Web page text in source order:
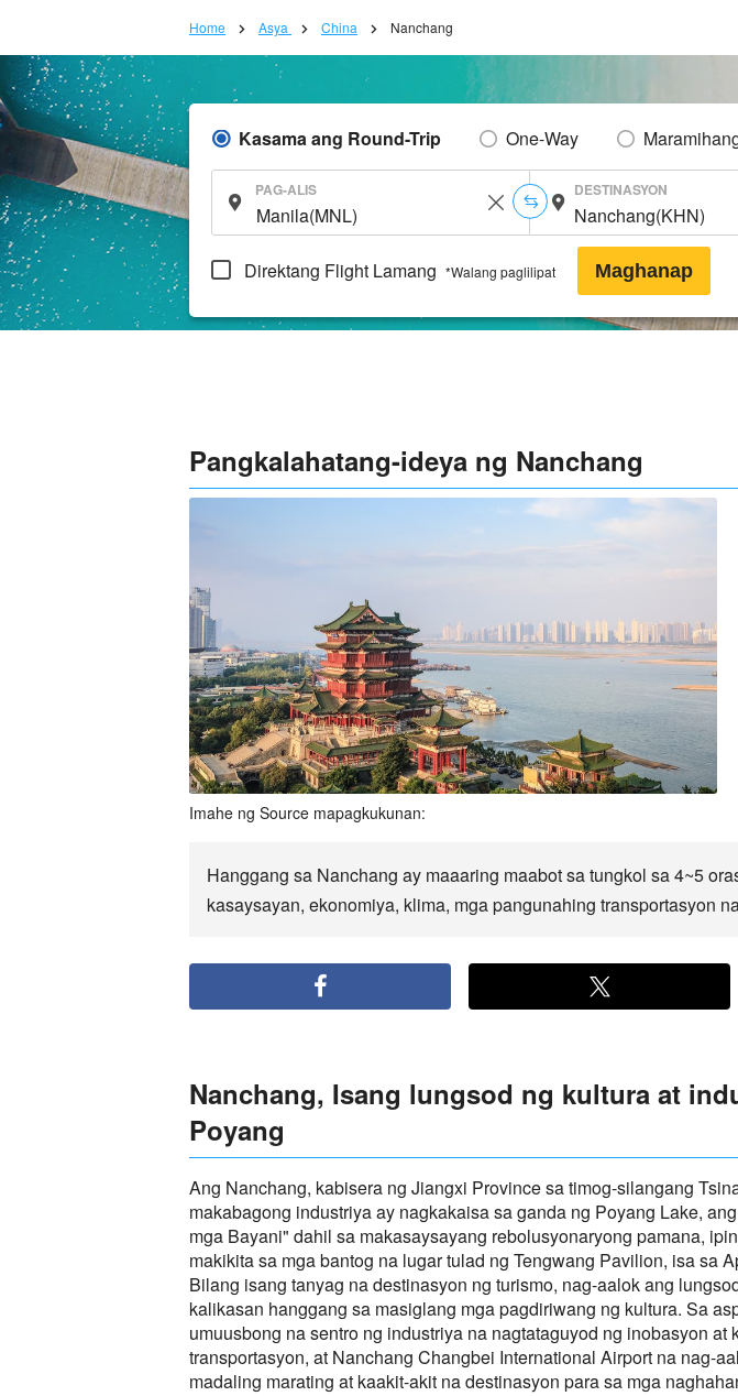
Home Asya China Nanchang
Kasama ang Round-Trip One-Way
PAG-ALIS DESTINASYON
Direktang Flight Lamang *Walang paglilipat Maghanap
Pangkalahatang-ideya ng Nanchang
Imahe ng Source mapagkukunan:
Hanggang sa Nanchang ay maaaring maabot sa tungkol sa 4~5
kasaysayan, ekonomiya, klima, mga pangunahing transportasyon
Nanchang, Isang lungsod ng kultura at
Poyang
Ang Nanchang, kabisera ng Jiangxi Province sa timog-silangang
makabagong industriya ay nagkakaisa sa ganda ng Poyang Lake,
mga Bayani" dahil sa makasaysayang rebolusyonaryong pamana,
makikita sa mga bantog na lugar tulad ng Tengwang Pavilion, isa sa
Bilang isang tanyag na destinasyon ng turismo, nag-aalok ang
kalikasan hanggang sa masiglang mga pagdiriwang ng kultura. Sa
umuusbong na sentro ng industriya na nagtataguyod ng inobasyon
transportasyon, at Nanchang Changbei International Airport na nag-
madaling marating at kaakit-akit na destinasyon para sa mga